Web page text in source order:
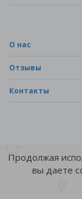
О нас
Отзывы
Контакты
Продолжая
вы даете